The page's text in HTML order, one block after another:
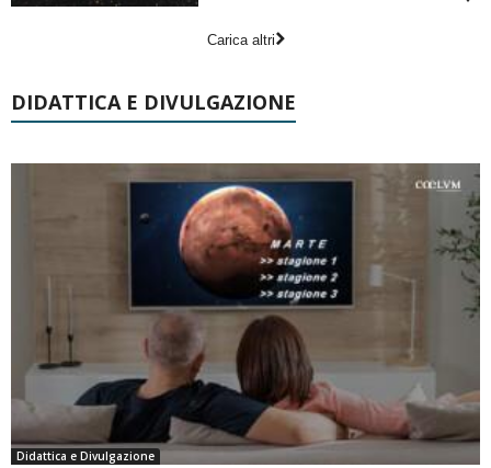
Carica altri
DIDATTICA E DIVULGAZIONE
Didattica e Divulgazione